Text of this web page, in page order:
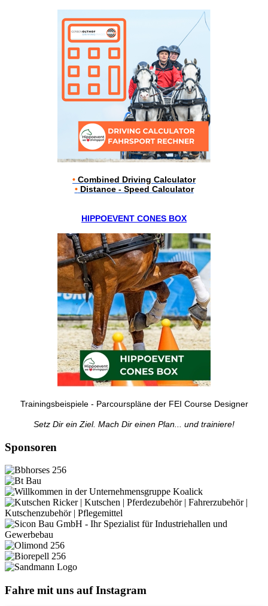
• Combined Driving Calculator
•Distance - Speed Calculator
HIPPOEVENT CONES BOX
Trainingsbeispiele - Parcourspläne der FEI Course Designer
Setz Dir ein Ziel. Mach Dir einen Plan... und trainiere!
Sponsoren
Fahre mit uns auf Instagram